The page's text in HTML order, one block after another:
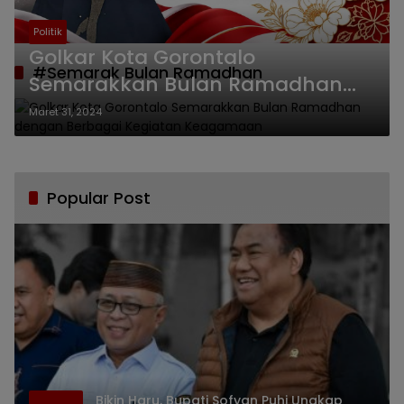
#Semarak Bulan Ramadhan
Politik
Golkar Kota Gorontalo
Semarakkan Bulan Ramadhan
dengan Berbagai Kegiatan
Keagamaan
Maret 31, 2024
Popular Post